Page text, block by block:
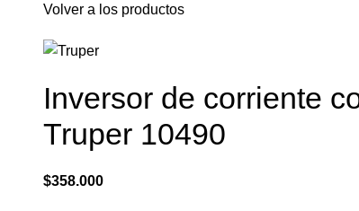
Volver a los productos
Inversor de corriente
Truper 10490
$358.000